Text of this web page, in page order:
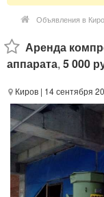
Объявления в
Аренда
аппарата, 5 000
Киров | 14 сентября